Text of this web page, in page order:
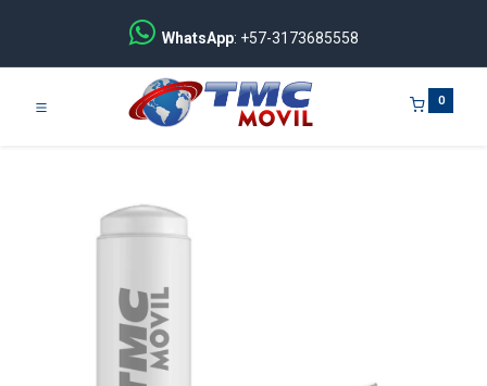
WhatsApp: +57-3173685558
0